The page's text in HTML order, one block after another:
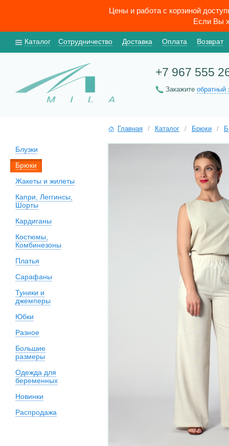
Цены и работа с корзиной
Если Вы
Каталог Сотрудничество Доставка Оплата Возврат
+7 967 555
Закажите обратный
Блузки
Брюки
Жакеты и жилеты
Капри, Леггинсы,
Шорты
Кардиганы
Костюмы,
Комбинезоны
Платья
Сарафаны
Туники и
джемперы
Юбки
Разное
Большие
размеры
Одежда для
беременных
Новинки
Распродажа
Главная / Каталог / Брюки /